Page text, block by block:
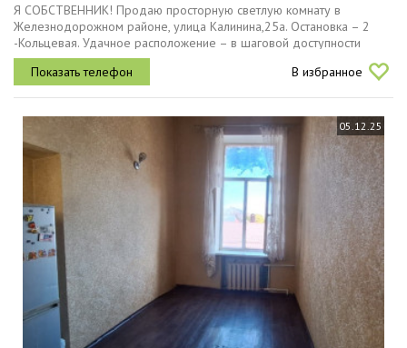
Я СОБСТВЕННИК! Продаю просторную светлую комнату в
Железнодорожном районе, улица Калинина,25а. Остановка – 2
-Кольцевая. Удачное расположение – в шаговой доступности
проспект Стачки, остановки общественного транспорта, легко
уехать в любом...
В избранное
05.12.25